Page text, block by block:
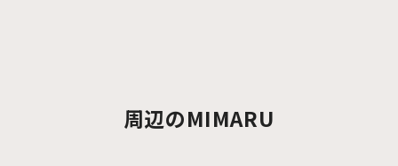
周辺のMIMARU